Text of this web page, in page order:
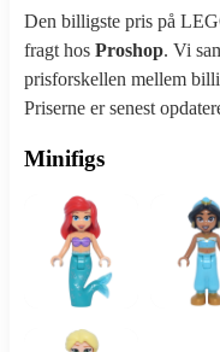
Den billigste pris på
fragt hos Proshop. Vi
prisforskellen mellem
Priserne er senest
Minifigs